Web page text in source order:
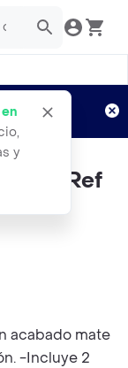
y
TyC
Ref
acabado mate
-Incluye 2